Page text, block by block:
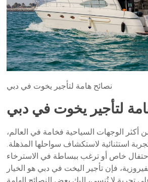
نصائح هامة لتأجير يخوت في دبي
لتأجير يخوت في دبي
أكثر الوجهات السياحية فخامة في العالم،
استثنائية لاستكشاف سواحلها المذهلة.
خاص أو ترغب ببساطة في الاسترخاء
فإن تأجير اليخت في دبي هو الخيار